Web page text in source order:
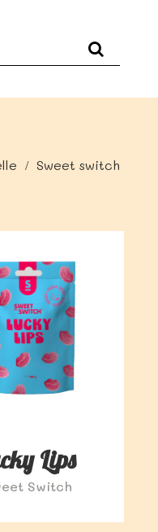
Sweet switch
Lips
Switch